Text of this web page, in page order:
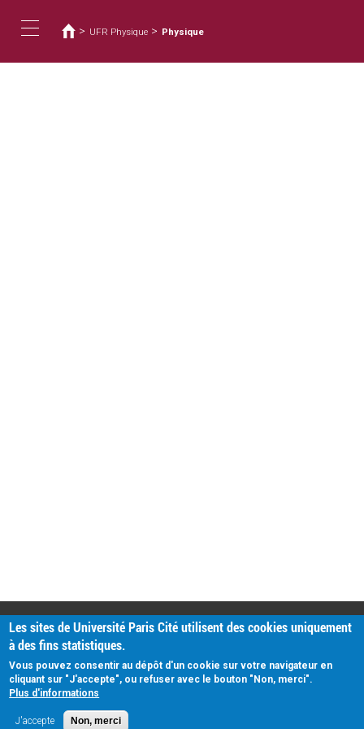
容
在
這
裡
> UFR Physique > Physique
PRATIQUE
Plan d'accès
Intranet
Mentions légales
Données personnelles
Les sites de Université Paris Cité utilisent des cookies uniquement
à des fins statistiques.
Vous pouvez consentir au dépôt d'un cookie sur votre navigateur en
cliquant sur "J'accepte", ou refuser avec le bouton "Non, merci".
Plus d'informations
J'accepte Non, merci